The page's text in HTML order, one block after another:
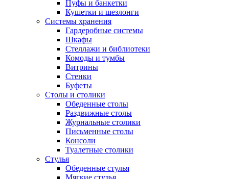
Пуфы и банкетки
Кушетки и шезлонги
Системы хранения
Гардеробные системы
Шкафы
Стеллажи и библиотеки
Комоды и тумбы
Витрины
Стенки
Буфеты
Столы и столики
Обеденные столы
Раздвижные столы
Журнальные столики
Письменные столы
Консоли
Туалетные столики
Стулья
Обеденные стулья